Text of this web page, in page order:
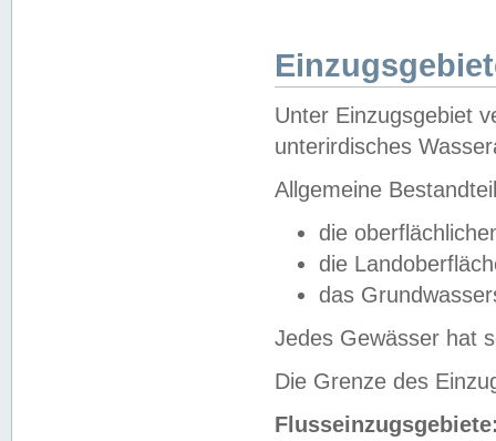
Unter Einzugsgebiet
unterirdisches
Allgemeine
die
die
das
Jedes Gewässer hat
Die Grenze des